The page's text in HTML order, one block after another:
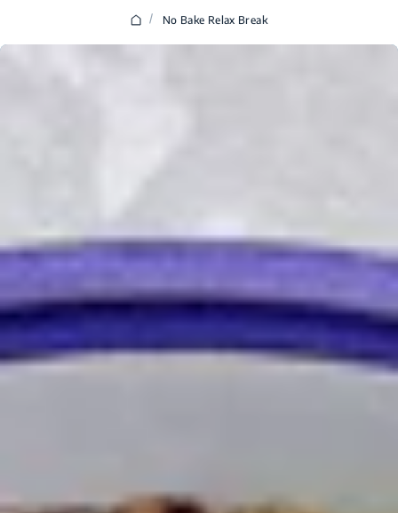
/ No Bake Relax Break